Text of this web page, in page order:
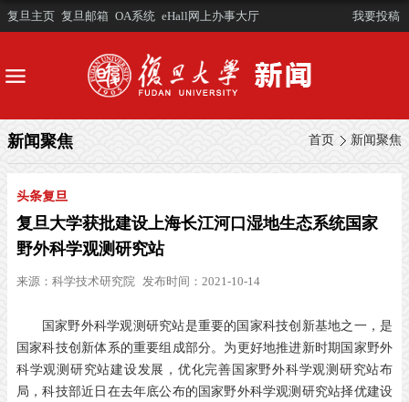
复旦主页 复旦邮箱 OA系统 eHall网上办事大厅 我要投稿
首页 新闻聚焦
新闻聚焦
头条复旦
复旦大学获批建设上海长江河口湿地生态系统国家
野外科学观测研究站
来源： 科学技术研究院 发布时间：2021-10-14
国家野外科学观测研究站是重要的国家科技创新基地之一，是
国家科技创新体系的重要组成部分。为更好地推进新时期国家野外
科学观测研究站建设发展，优化完善国家野外科学观测研究站布
局，科技部近日在去年底公布的国家野外科学观测研究站择优建设